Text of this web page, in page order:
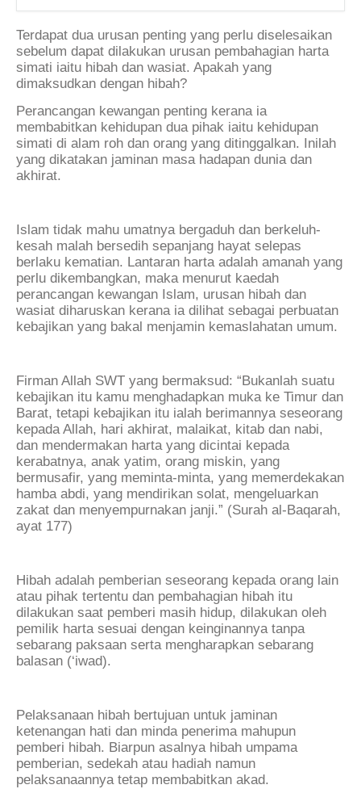
Terdapat dua urusan penting yang perlu diselesaikan
sebelum dapat dilakukan urusan pembahagian harta
simati iaitu hibah dan wasiat. Apakah yang
dimaksudkan dengan hibah?
Perancangan kewangan penting kerana ia
membabitkan kehidupan dua pihak iaitu kehidupan
simati di alam roh dan orang yang ditinggalkan. Inilah
yang dikatakan jaminan masa hadapan dunia dan
akhirat.
Islam tidak mahu umatnya bergaduh dan berkeluh-
kesah malah bersedih sepanjang hayat selepas
berlaku kematian. Lantaran harta adalah amanah yang
perlu dikembangkan, maka menurut kaedah
perancangan kewangan Islam, urusan hibah dan
wasiat diharuskan kerana ia dilihat sebagai perbuatan
kebajikan yang bakal menjamin kemaslahatan umum.
Firman Allah SWT yang bermaksud: “Bukanlah suatu
kebajikan itu kamu menghadapkan muka ke Timur dan
Barat, tetapi kebajikan itu ialah berimannya seseorang
kepada Allah, hari akhirat, malaikat, kitab dan nabi,
dan mendermakan harta yang dicintai kepada
kerabatnya, anak yatim, orang miskin, yang
bermusafir, yang meminta-minta, yang memerdekakan
hamba abdi, yang mendirikan solat, mengeluarkan
zakat dan menyempurnakan janji.” (Surah al-Baqarah,
ayat 177)
Hibah adalah pemberian seseorang kepada orang lain
atau pihak tertentu dan pembahagian hibah itu
dilakukan saat pemberi masih hidup, dilakukan oleh
pemilik harta sesuai dengan keinginannya tanpa
sebarang paksaan serta mengharapkan sebarang
balasan (‘iwad).
Pelaksanaan hibah bertujuan untuk jaminan
ketenangan hati dan minda penerima mahupun
pemberi hibah. Biarpun asalnya hibah umpama
pemberian, sedekah atau hadiah namun
pelaksanaannya tetap membabitkan akad.